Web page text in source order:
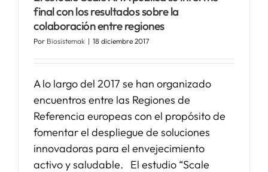
SERVICIOS
final con los resultados sobre la
colaboración entre regiones
Por Biosistemak | 18 diciembre 2017
A lo largo del 2017 se han organizado
encuentros entre las Regiones de
Referencia europeas con el propósito de
fomentar el despliegue de soluciones
innovadoras para el envejecimiento
activo y saludable. El estudio “Scale